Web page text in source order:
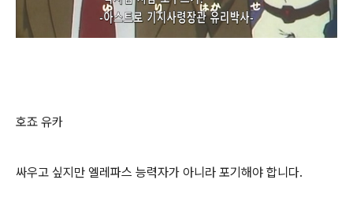
호죠 유카
싸우고 싶지만 엘레파스 능력자가 아니라 포기해야 합니다.